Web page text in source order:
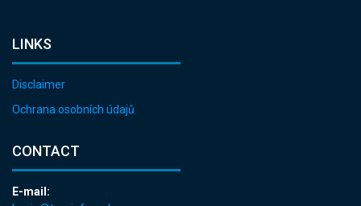
LINKS
Disclaimer
Ochrana osobních údajů
CONTACT
E-mail: